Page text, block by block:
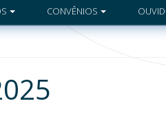
CONVÊNIOS